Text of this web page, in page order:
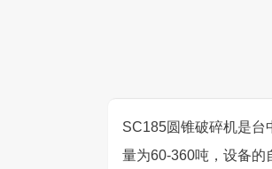
SC185圆锥破碎机是台
量为60-360吨，设备的